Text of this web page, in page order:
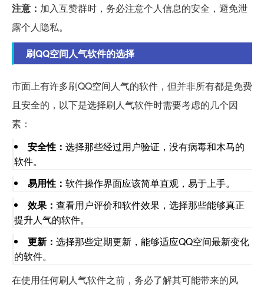
注意： 加入互赞群时，务必注意个人信息的安全，避免泄
露个人隐私。
刷QQ空间人气软件的选择
市面上有许多刷QQ空间人气的软件，但并非所有都是免费
且安全的，以下是选择刷人气软件时需要考虑的几个因
素：
安全性： 选择那些经过用户验证，没有病毒和木马的
软件。
易用性： 软件操作界面应该简单直观，易于上手。
效果： 查看用户评价和软件效果，选择那些能够真正
提升人气的软件。
更新： 选择那些定期更新，能够适应QQ空间最新变化
的软件。
在使用任何刷人气软件之前，务必了解其可能带来的风